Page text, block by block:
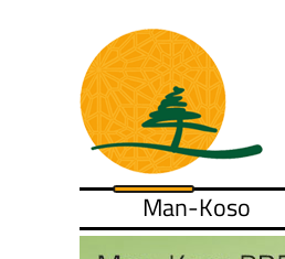
Man-Koso